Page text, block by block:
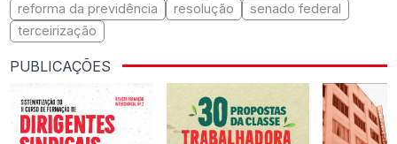
reforma da previdência
resolução
senado federal
terceirização
PUBLICAÇÕES